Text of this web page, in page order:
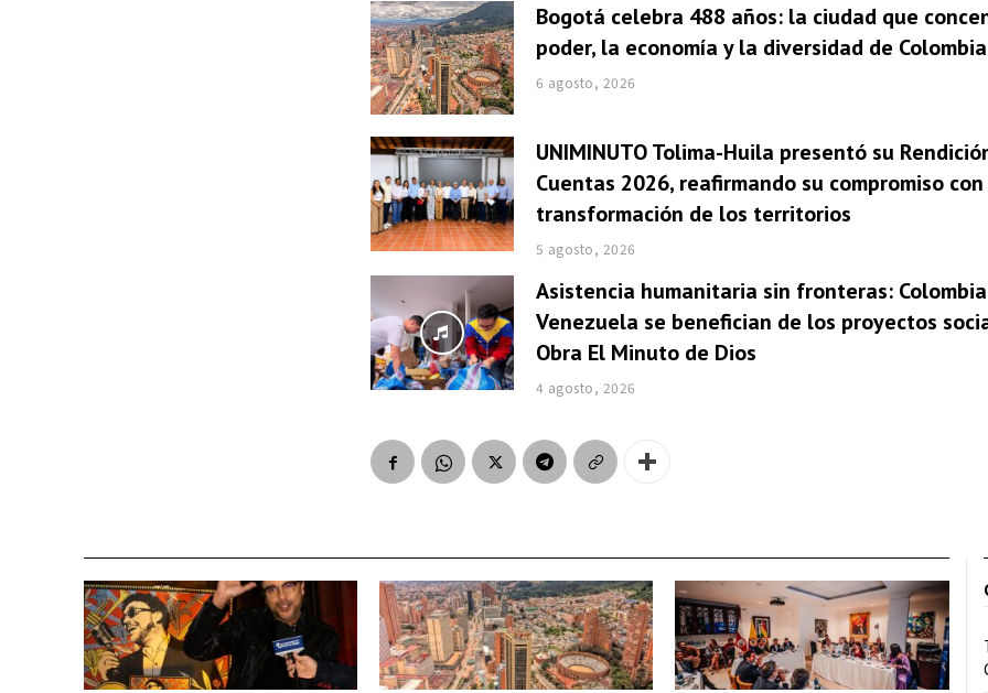
Bogotá celebra 488 años: la ciudad que
poder, la economía y la diversidad de Colombia
6 agosto, 2026
UNIMINUTO Tolima-Huila presentó su
Cuentas 2026, reafirmando su compromiso
transformación de los territorios
5 agosto, 2026
Asistencia humanitaria sin fronteras:
Venezuela se benefician de los proyectos
Obra El Minuto de Dios
4 agosto, 2026